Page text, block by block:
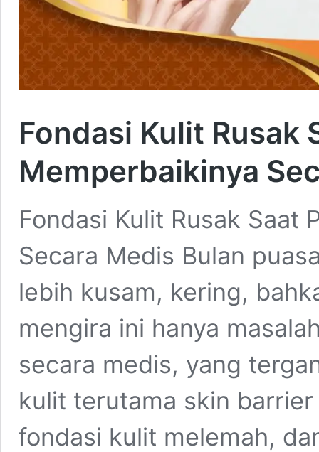
Fondasi Kulit Rusak
Memperbaikinya
Fondasi Kulit Rusak Saat
Secara Medis Bulan
lebih kusam, kering,
mengira ini hanya
secara medis, yang
kulit terutama skin
fondasi kulit melemah,